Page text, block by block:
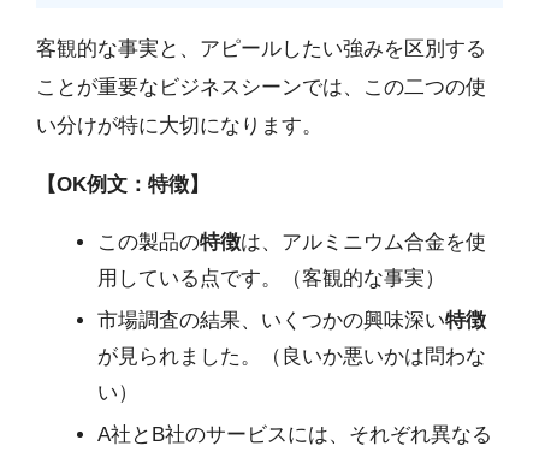
客観的な事実と、アピールしたい強みを区別する
ことが重要なビジネスシーンでは、この二つの使
い分けが特に大切になります。
【OK例文：特徴】
この製品の特徴は、アルミニウム合金を使
用している点です。（客観的な事実）
市場調査の結果、いくつかの興味深い特徴
が見られました。（良いか悪いかは問わな
い）
A社とB社のサービスには、それぞれ異なる